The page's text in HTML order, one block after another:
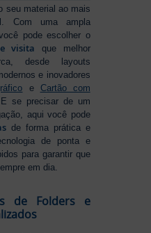
seu material ao mais
Com uma ampla
pode escolher o
visita que melhor
desde layouts
e inovadores
e Cartão com
se precisar de um
aqui você pode
de forma prática e
de ponta e
para garantir que
em dia.
de Folders e